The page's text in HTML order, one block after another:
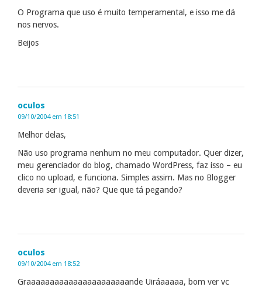
O Programa que uso é muito temperamental, e isso me dá
nos nervos.
Beijos
oculos
09/10/2004 em 18:51
Melhor delas,
Não uso programa nenhum no meu computador. Quer dizer,
meu gerenciador do blog, chamado WordPress, faz isso – eu
clico no upload, e funciona. Simples assim. Mas no Blogger
deveria ser igual, não? Que que tá pegando?
oculos
09/10/2004 em 18:52
Graaaaaaaaaaaaaaaaaaaaaande Uiráaaaaa, bom ver vc